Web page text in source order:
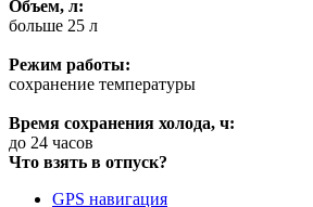
Объем, л:
больше 25 л
Режим работы:
сохранение температуры
Время сохранения холода, ч:
до 24 часов
Что взять в отпуск?
GPS навигация